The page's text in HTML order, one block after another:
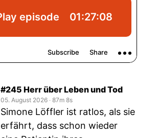
#245 Herr über Leben und Tod
05. August 2026 ‧ 87m 8s
Simone Löffler ist ratlos, als sie
erfährt, dass schon wieder